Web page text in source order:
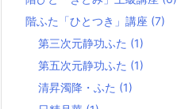
階ふた「ひとつき」講座 (7)
第三次元静功ふた (1)
第五次元静功ふた (1)
清昇濁降・ふた (1)